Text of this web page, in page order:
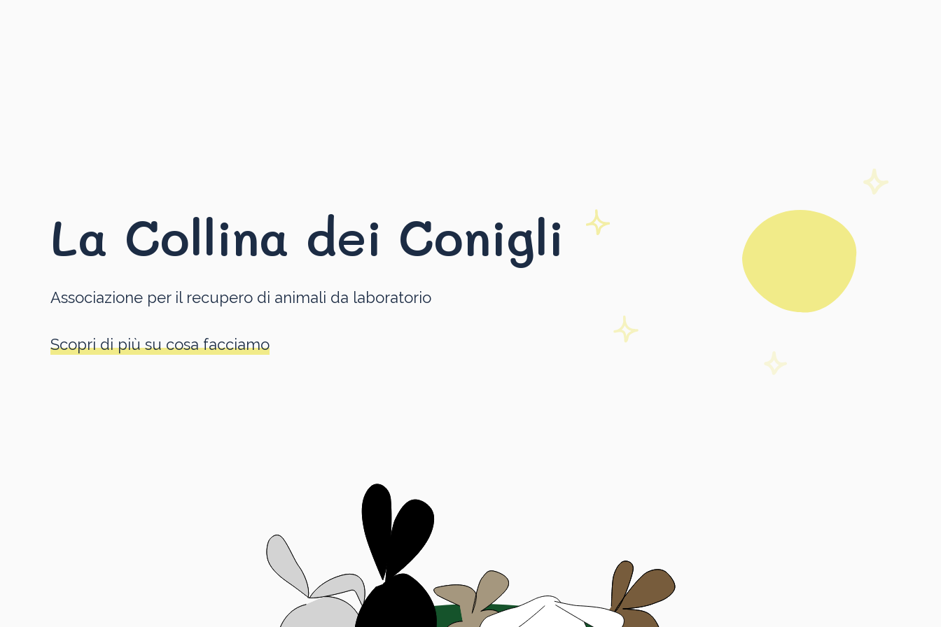
La Collina dei Conigli
Associazione per il recupero di animali da laboratorio
Scopri di più su cosa facciamo